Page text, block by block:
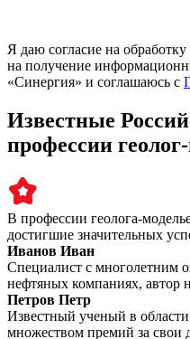
Я даю согласие на
на получение
«Синергия» и соглашаюсь c
Известные
профессии
В профессии геолога-
достигшие значительных
Иванов Иван
Специалист с многолетним
нефтяных компаниях, автор
Петров Петр
Известный ученый в
множеством премий за свои